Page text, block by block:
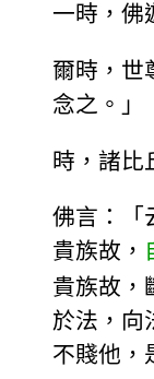
一時，佛
爾時，世
念之。」
時，諸比
佛言：「
貴族故，
貴族故，
於法，向
不賤他，